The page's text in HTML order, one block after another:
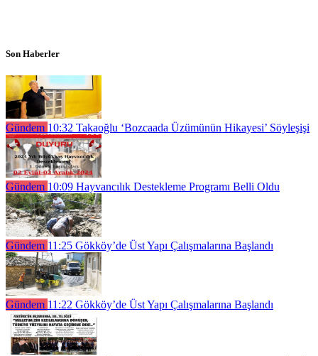
Son Haberler
Gündem 10:32 Takaoğlu ‘Bozcaada Üzümünün Hikayesi’ Söyleşişi
Gündem 10:09 Hayvancılık Destekleme Programı Belli Oldu
Gündem 11:25 Gökköy’de Üst Yapı Çalışmalarına Başlandı
Gündem 11:22 Gökköy’de Üst Yapı Çalışmalarına Başlandı